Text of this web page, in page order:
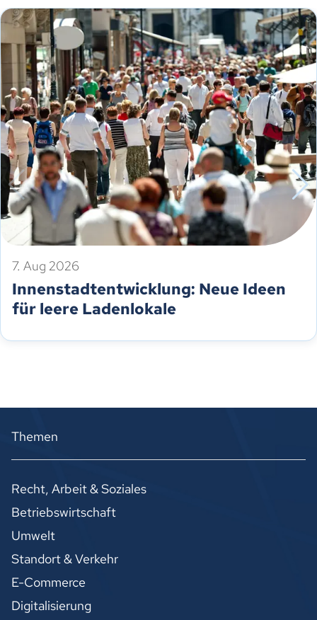
7. Aug 2026
Innenstadtentwicklung: Neue Ideen
für leere Ladenlokale
Themen
Recht, Arbeit & Soziales
Betriebswirtschaft
Umwelt
Standort & Verkehr
E-Commerce
Digitalisierung